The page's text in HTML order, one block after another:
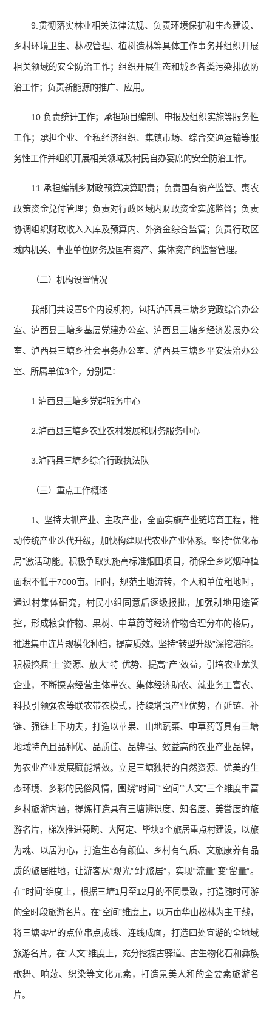
9.贯彻落实林业相关法律法规、负责环境保护和生态建设、
乡村环境卫生、林权管理、植树造林等具体工作事务并组织开展
相关领域的安全防治工作；组织开展生态和城乡各类污染排放防
治工作；负责新能源的推广、应用。
10.负责统计工作；承担项目编制、申报及组织实施等服务性
工作；承担企业、个私经济组织、集镇市场、综合交通运输等服
务性工作并组织开展相关领域及村民自办宴席的安全防治工作。
11.承担编制乡财政预算决算职责；负责国有资产监管、惠农
政策资金兑付管理；负责对行政区域内财政资金实施监督；负责
协调组织财政收入入库及预算内、外资金综合监管；负责行政区
域内机关、事业单位财务及国有资产、集体资产的监督管理。
（二）机构设置情况
我部门共设置5个内设机构，包括泸西县三塘乡党政综合办公
室、泸西县三塘乡基层党建办公室、泸西县三塘乡经济发展办公
室、泸西县三塘乡社会事务办公室、泸西县三塘乡平安法治办公
室、所属单位3个，分别是：
1.泸西县三塘乡党群服务中心
2.泸西县三塘乡农业农村发展和财务服务中心
3.泸西县三塘乡综合行政执法队
（三）重点工作概述
1、坚持大抓产业、主攻产业，全面实施产业链培育工程，推
动传统产业迭代升级，加快构建现代农业产业体系。坚持“优化布
局”激活动能。积极争取实施高标准烟田项目，确保全乡烤烟种植
面积不低于7000亩。同时，规范土地流转，个人和单位租地时，
通过村集体研究，村民小组同意后逐级报批，加强耕地用途管
控，形成粮食作物、果树、中草药等经济作物合理分布的格局，
推进集中连片规模化种植，提高质效。坚持“转型升级”深挖潜能。
积极挖掘“土”资源、放大“特”优势、提高“产”效益，引培农业龙头
企业，不断探索经营主体带农、集体经济助农、就业务工富农、
科技引领强农等联农带农模式，持续增强产业优势，在延链、补
链、强链上下功夫，打造以苹果、山地蔬菜、中草药等具有三塘
地域特色且品种优、品质佳、品牌强、效益高的农业产业品牌，
为农业产业发展赋能增效。立足三塘独特的自然资源、优美的生
态环境、多彩的民俗风情，围绕“时间”“空间”“人文”三个维度丰富
乡村旅游内涵，提炼打造具有三塘辨识度、知名度、美誉度的旅
游名片，梯次推进菊畹、大阿定、毕块3个旅居重点村建设，以旅
为魂、以居为心，打造生态有颜值、乡村有气质、文旅康养有品
质的旅居胜地，让游客从“观光”到“旅居”，实现“流量”变“留量”。
在“时间”维度上，根据三塘1月至12月的不同景致，打造随时可游
的全时段旅游名片。在“空间”维度上，以万亩华山松林为主干线，
将三塘零星的点位串点成线、连线成面，打造四处宜游的全地域
旅游名片。在“人文”维度上，充分挖掘古驿道、古生物化石和彝族
歌舞、响蔑、织染等文化元素，打造景美人和的全要素旅游名
片。